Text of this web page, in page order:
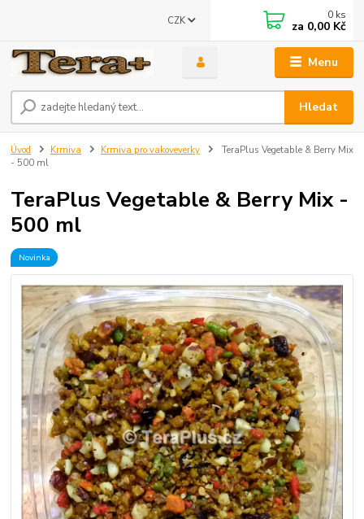
Menu
CZK
Hledat
0 ks
za 0,00 Kč
Úvod Krmiva Krmiva pro vakoveverky
TeraPlus Vegetable & Berry Mix
- 500 ml
TeraPlus Vegetable & Berry Mix -
500 ml
Novinka